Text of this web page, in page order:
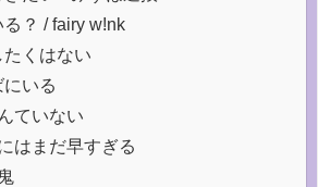
？ / fairy w!nk
くはない
いる
ていない
はまだ早すぎる